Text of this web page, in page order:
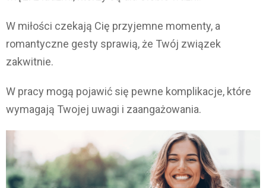
W miłości czekają Cię przyjemne momenty, a
romantyczne gesty sprawią, że Twój związek
zakwitnie.
W pracy mogą pojawić się pewne komplikacje, które
wymagają Twojej uwagi i zaangażowania.